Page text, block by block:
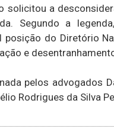
solicitou a
Segundo a
posição do Diretório
e
pelos advogados
Rodrigues da Silva